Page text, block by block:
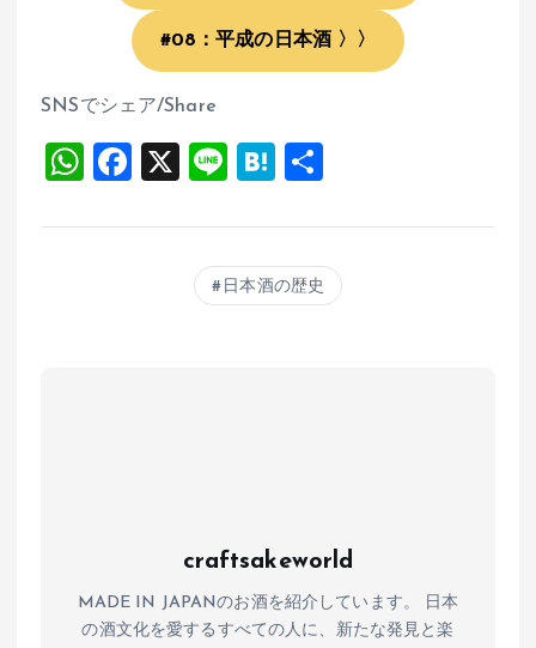
#08：平成の日本酒 〉〉
SNSでシェア/Share
W
at
F
ce
X
Li
e
H
e
n
a
日本酒の歴史
craftsakeworld
MADE IN JAPANのお酒を紹介しています。 日本
の酒文化を愛するすべての人に、新たな発見と楽